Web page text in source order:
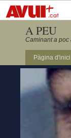
A PEU
Caminant a poc
Pàgina d'inici